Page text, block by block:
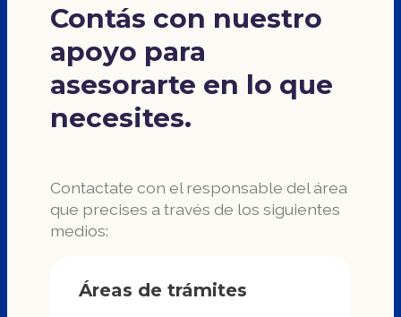
Contás con nuestro
apoyo para
asesorarte en lo que
necesites.
Contactate con el responsable del área
que precises a través de los siguientes
medios:
Áreas de trámites